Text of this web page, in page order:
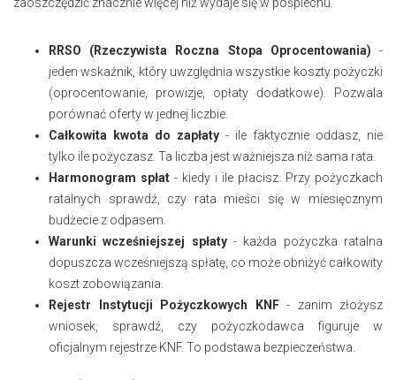
RRSO (Rzeczywista Roczna Stopa Oprocentowania) -
jeden wskaźnik, który uwzględnia wszystkie koszty pożyczki
(oprocentowanie, prowizje, opłaty dodatkowe). Pozwala
porównać oferty w jednej liczbie.
Całkowita kwota do zapłaty - ile faktycznie oddasz, nie
tylko ile pożyczasz. Ta liczba jest ważniejsza niż sama rata.
Harmonogram spłat - kiedy i ile płacisz. Przy pożyczkach
ratalnych sprawdź, czy rata mieści się w miesięcznym
budżecie z odpasem.
Warunki wcześniejszej spłaty- każda pożyczka ratalna
dopuszcza wcześniejszą spłatę, co może obniżyć całkowity
koszt zobowiązania.
Rejestr Instytucji Pożyczkowych KNF- zanim złożysz
wniosek, sprawdź, czy pożyczkodawca figuruje w
oficjalnym rejestrze KNF. To podstawa bezpieczeństwa.